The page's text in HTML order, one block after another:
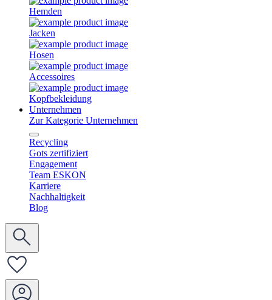
Hemden
Jacken
Hosen
Accessoires
Kopfbekleidung
Unternehmen
Zur Kategorie Unternehmen
Recycling
Gots zertifiziert
Engagement
Team ESKON
Karriere
Nachhaltigkeit
Blog